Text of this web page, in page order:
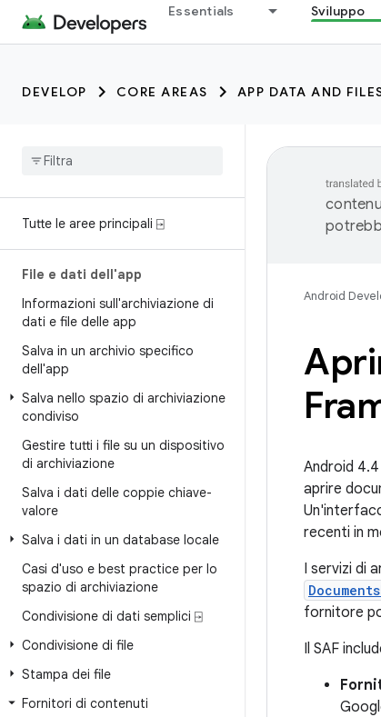
Essentials Sviluppo
DEVELOP CORE AREAS APP DATA AND
Tutte le aree principali ⍈
File e dati dell'app
Informazioni sull'archiviazione di
dati e file delle app
Salva in un archivio specifico
dell'app
Salva nello spazio di archiviazione
condiviso
Gestire tutti i file su un dispositivo
di archiviazione
Salva i dati delle coppie chiave-
valore
Salva i dati in un database locale
Casi d'uso e best practice per lo
spazio di archiviazione
Condivisione di dati semplici ⍈
Condivisione di file
Stampa dei file
Fornitori di contenuti
Android
Android
aprire
recenti in
I servizi di
fornitore
Il SAF